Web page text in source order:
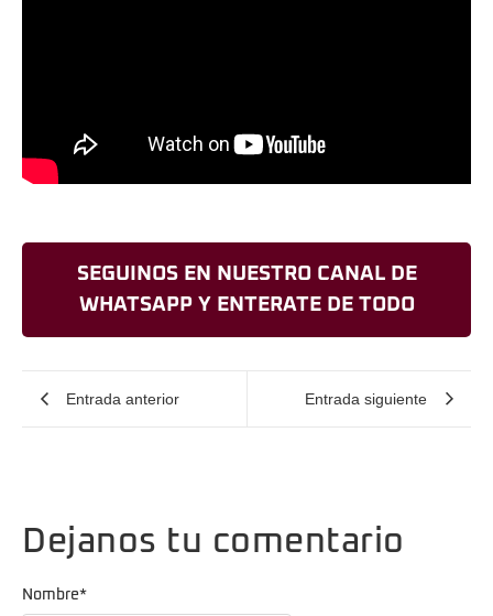
SEGUINOS EN NUESTRO CANAL DE
WHATSAPP Y ENTERATE DE TODO
Entrada anterior Entrada siguiente
Dejanos tu comentario
Nombre*